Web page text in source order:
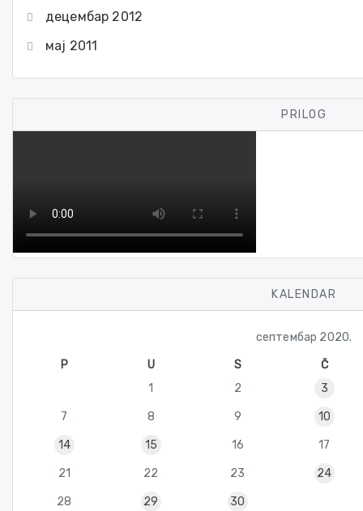
децембар 2012
мај 2011
PRILOG
KALENDAR
септембар 2020.
P
U S
Č
1
2 3
7 8 9 10
14 15 16 17
21 22 23 24
28 29 30